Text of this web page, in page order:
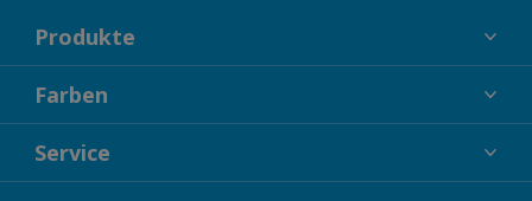
Produkte
FASSADENFARBEN
INNENFARBEN
LACKE
Farben
KOLLEKTIONEN
FARBTRENDS
Service